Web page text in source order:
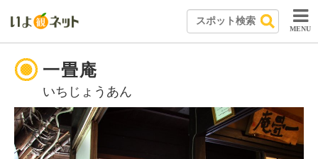
MENU
一畳庵
いちじょうあん